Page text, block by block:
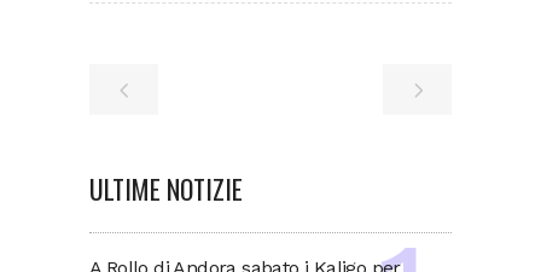
ULTIME NOTIZIE